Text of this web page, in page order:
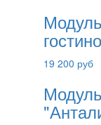
19 200 руб